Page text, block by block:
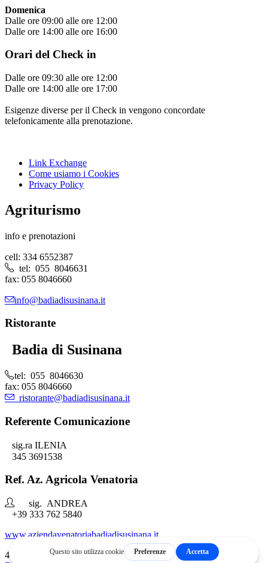
Domenica
Dalle ore 09:00 alle ore 12:00
Dalle ore 14:00 alle ore 16:00
Orari del Check in
Dalle ore 09:30 alle ore 12:00
Dalle ore 14:00 alle ore 17:00
Esigenze diverse per il Check in vengono concordate
telefonicamente alla prenotazione.
Link Exchange
Come usiamo i Cookies
Privacy Policy
Agriturismo
info e prenotazioni
cell: 334 6552387
tel: 055 8046631
fax: 055 8046660
info@badiadisusinana.it
Ristorante
Badia di Susinana
tel: 055 8046630
fax: 055 8046660
ristorante@badiadisusinana.it
Referente Comunicazione
sig.ra ILENIA
345 3691538
Ref. Az. Agricola Venatoria
sig. ANDREA
+39 333 762 5840
www.aziendavenatoriabadiadisusinana.it
4B
Comunicazione Digitale